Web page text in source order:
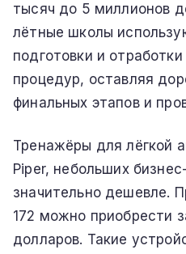
тысяч до 5 миллионов
лётные школы
подготовки и
процедур, оставляя
финальных этапов и
Тренажёры для лёгкой
Piper, небольших
значительно дешевле.
172 можно приобрести
долларов. Такие